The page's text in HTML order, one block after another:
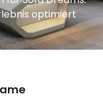
optimiert